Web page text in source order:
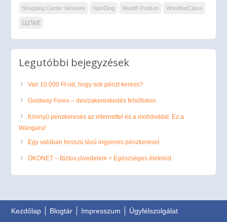
Shopping Center Network SpinDing Wealth Podium WordNetClass
üzlet
Legutóbbi bejegyzések
Van 10.000 Ft-od, hogy sok pénzt keress?
Goldway Forex – devizakereskedés felsőfokon
Könnyű pénzkeresés az internettel és a mobiloddal. Ez a
Wangaru!
Egy valóban hosszú távú ingyenes pénzkereset
ÖKONET – Biztos jövedelem + Egészséges életmód
Kezdőlap Blogtár Impresszum Ügyfélszolgálat